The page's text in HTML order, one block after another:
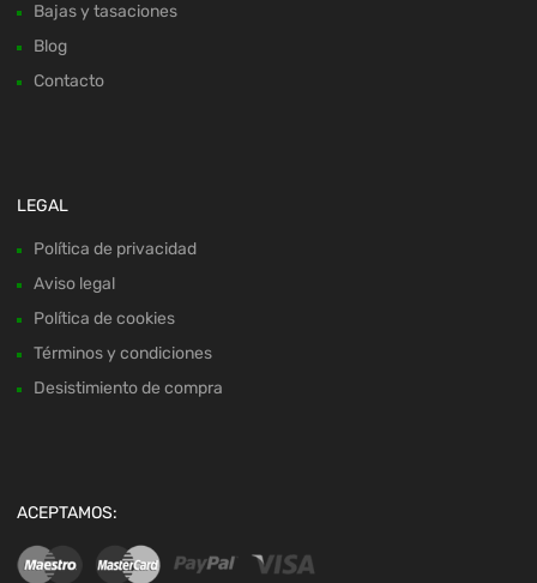
Bajas y tasaciones
Blog
Contacto
LEGAL
Política de privacidad
Aviso legal
Política de cookies
Términos y condiciones
Desistimiento de compra
ACEPTAMOS: